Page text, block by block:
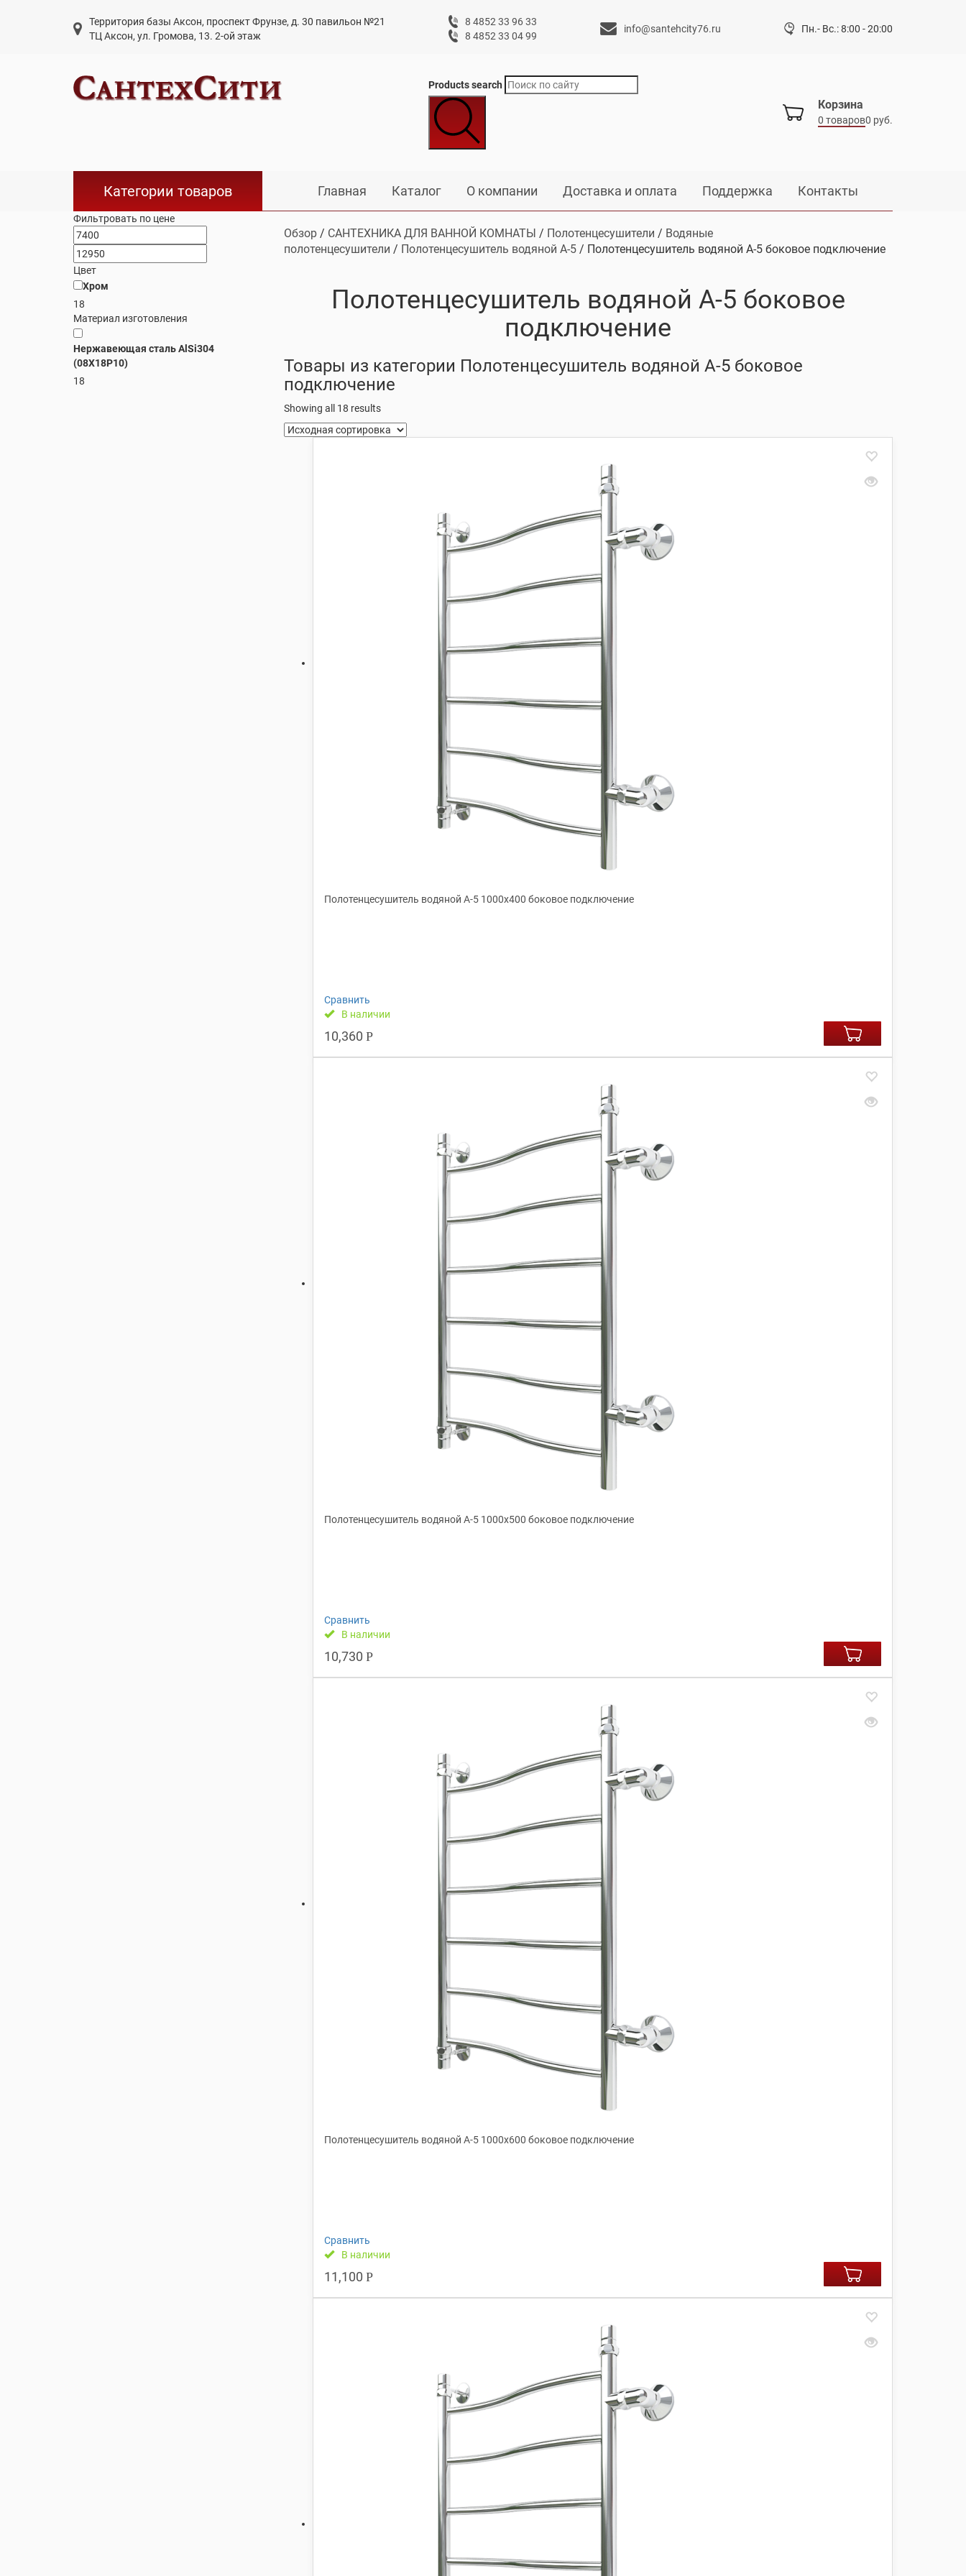
Территория базы Аксон, проспект Фрунзе, д. 30 павильон №21
ТЦ Аксон, ул. Громова, 13. 2-ой этаж
8 4852 33 96 33
8 4852 33 04 99
info@santehcity76.ru Пн.- Вс.: 8:00 - 20:00
Products search
Корзина
0 товаров0 руб.
Главная Каталог О компании Доставка и оплата Поддержка Контакты
Категории товаров
Фильтровать по цене
Цвет
Хром
18
Материал изготовления
Нержавеющая сталь AlSi304
(08Х18Р10)
18
Обзор/ САНТЕХНИКА ДЛЯ ВАННОЙ КОМНАТЫ / Полотенцесушители / Водяные
полотенцесушители / Полотенцесушитель водяной А-5/ Полотенцесушитель водяной А-5 боковое подключение
Полотенцесушитель водяной А-5 боковое
подключение
Товары из категории Полотенцесушитель водяной А-5 боковое
подключение
Showing all 18 results
Полотенцесушитель водяной А-5 1000х400 боковое подключение
Сравнить
В наличии
10,360 Р
Полотенцесушитель водяной А-5 1000х500 боковое подключение
Сравнить
В наличии
10,730 Р
Полотенцесушитель водяной А-5 1000х600 боковое подключение
Сравнить
В наличии
11,100 Р